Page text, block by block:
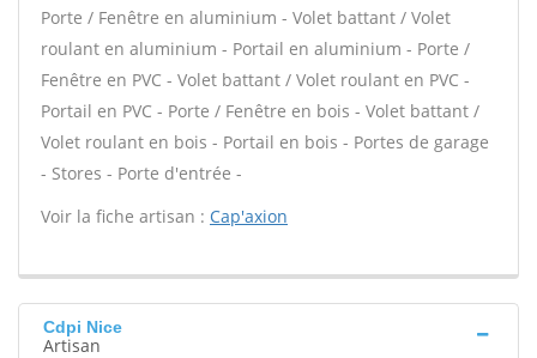
Porte / Fenêtre en aluminium - Volet battant / Volet
roulant en aluminium - Portail en aluminium - Porte /
Fenêtre en PVC - Volet battant / Volet roulant en PVC -
Portail en PVC - Porte / Fenêtre en bois - Volet battant /
Volet roulant en bois - Portail en bois - Portes de garage
- Stores - Porte d'entrée -
Voir la fiche artisan : Cap'axion
Cdpi Nice
Artisan